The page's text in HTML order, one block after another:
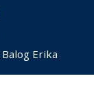
Balog Erika